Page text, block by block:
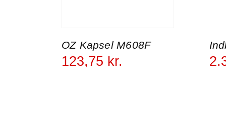
OZ Kapsel M608F
123,75 kr.